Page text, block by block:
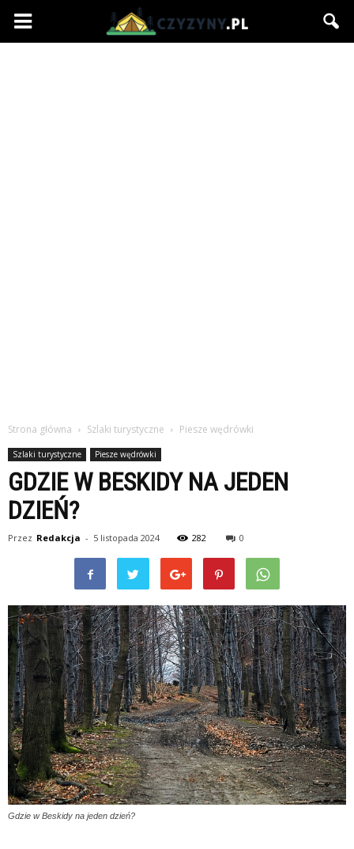
Czyzyny.pl
Strona główna Szlaki turystyczne Piesze wędrówki
Szlaki turystyczne Piesze wędrówki
GDZIE W BESKIDY NA JEDEN
DZIEŃ?
Przez Redakcja - 5 listopada 2024 282 0
Gdzie w Beskidy na jeden dzień?